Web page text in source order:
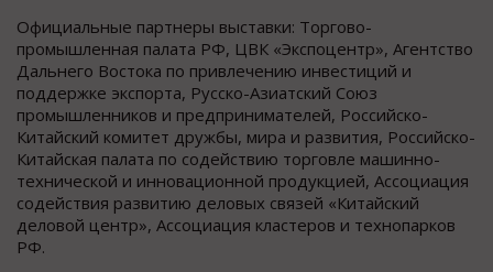
Официальные партнеры выставки: Торгово-
промышленная палата РФ, ЦВК «Экспоцентр», Агентство
Дальнего Востока по привлечению инвестиций и
поддержке экспорта, Русско-Азиатский Союз
промышленников и предпринимателей, Российско-
Китайский комитет дружбы, мира и развития, Российско-
Китайская палата по содействию торговле машинно-
технической и инновационной продукцией, Ассоциация
содействия развитию деловых связей «Китайский
деловой центр», Ассоциация кластеров и технопарков
РФ.